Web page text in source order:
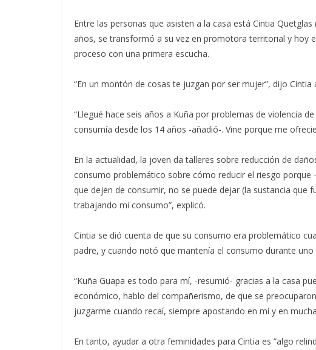
Entre las personas que asisten a la casa está Cintia
años, se transformó a su vez en promotora territorial y hoy
proceso con una primera escucha.
“En un montón de cosas te juzgan por ser mujer”, dijo Cintia
“Llegué hace seis años a Kuña por problemas de violencia
consumía desde los 14 años -añadió-. Vine porque me
En la actualidad, la joven da talleres sobre reducción de
consumo problemático sobre cómo reducir el riesgo porque
que dejen de consumir, no se puede dejar (la sustancia que
trabajando mi consumo”, explicó.
Cintia se dió cuenta de que su consumo era problemático
padre, y cuando notó que mantenía el consumo durante uno
“Kuña Guapa es todo para mí, -resumió- gracias a la casa
económico, hablo del compañerismo, de que se
juzgarme cuando recaí, siempre apostando en mí y en
En tanto, ayudar a otra feminidades para Cintia es “algo